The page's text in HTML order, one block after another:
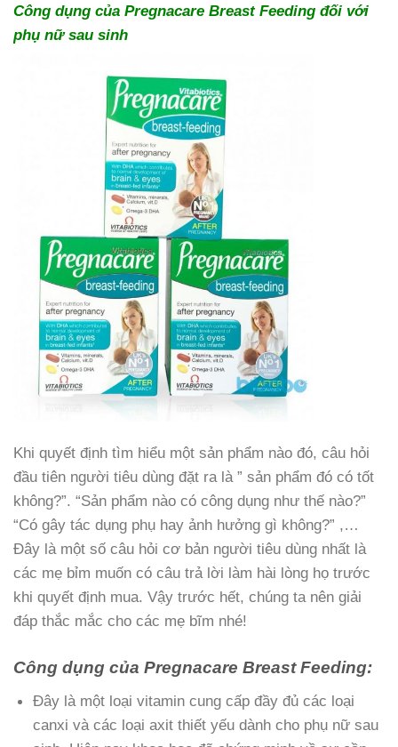
Công dụng của Pregnacare Breast Feeding đối với
phụ nữ sau sinh
Khi quyết định tìm hiểu một sản phẩm nào đó, câu hỏi
đầu tiên người tiêu dùng đặt ra là ” sản phẩm đó có tốt
không?”. “Sản phẩm nào có công dụng như thế nào?”
“Có gây tác dụng phụ hay ảnh hưởng gì không?” ,…
Đây là một số câu hỏi cơ bản người tiêu dùng nhất là
các mẹ bỉm muốn có câu trả lời làm hài lòng họ trước
khi quyết định mua. Vậy trước hết, chúng ta nên giải
đáp thắc mắc cho các mẹ bĩm nhé!
Công dụng của Pregnacare Breast Feeding:
Đây là một loại vitamin cung cấp đầy đủ các loại
canxi và các loại axit thiết yếu dành cho phụ nữ sau